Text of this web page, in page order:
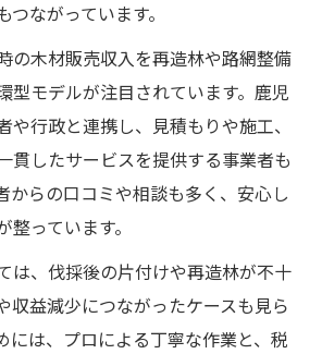
ながっています。
の木材販売収入を再造林や路網整備
型モデルが注目されています。鹿児
や行政と連携し、見積もりや施工、
貫したサービスを提供する事業者も
からの口コミや相談も多く、安心し
っています。
は、伐採後の片付けや再造林が不十
収益減少につながったケースも見ら
には、プロによる丁寧な作業と、税